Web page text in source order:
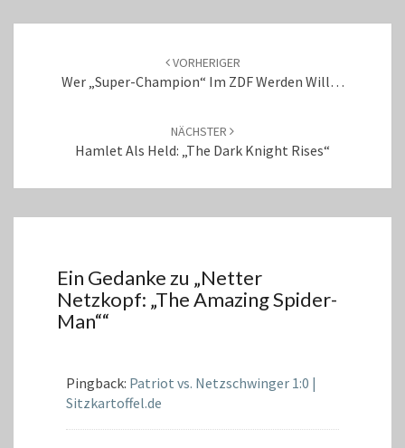
VORHERIGER
Wer „Super-Champion“ Im ZDF Werden Will…
NÄCHSTER
Hamlet Als Held: „The Dark Knight Rises“
Ein Gedanke zu „Netter
Netzkopf: „The Amazing Spider-
Man““
Pingback: Patriot vs. Netzschwinger 1:0 |
Sitzkartoffel.de